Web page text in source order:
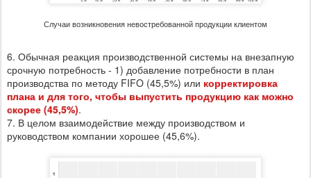
Случаи возникновения невостребованной продукции клиентом
6. Обычная реакция производственной системы на внезапную
срочную потребность - 1) добавление потребности в план
производства по методу FIFO (45,5%) или корректировка
плана и для того, чтобы выпустить продукцию как можно
скорее (45,5%).
7. В целом взаимодействие между производством и
руководством компании хорошее (45,6%).